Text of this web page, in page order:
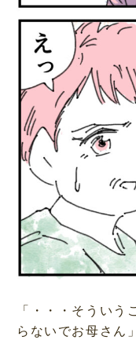
「・・・そうい
らないでお母さん